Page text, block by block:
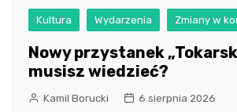
Kultura Wydarzenia Zmiany w
Nowy przystanek
musisz wiedzieć?
Kamil Borucki 6 sierpnia 2026